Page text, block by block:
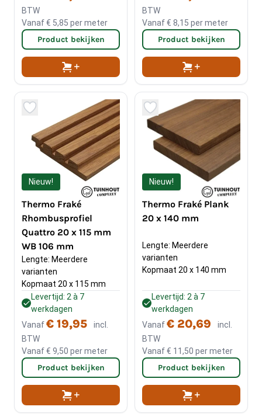
BTW
Vanaf€ 5,85 per meter
Product bekijken
BTW
Vanaf€ 8,15 per meter
Product bekijken
Nieuw!
Thermo Fraké
Rhombusprofiel
Quattro 20 x 115 mm
WB 106 mm
Lengte: Meerdere
varianten
Kopmaat 20 x 115 mm
Levertijd: 2 à 7
werkdagen
Vanaf€ 19,95
incl.
BTW
Vanaf€ 9,50 per meter
Product bekijken
Nieuw!
Thermo Fraké Plank
20 x 140 mm
Lengte: Meerdere
varianten
Kopmaat 20 x 140 mm
Levertijd: 2 à 7
werkdagen
Vanaf€ 20,69
incl.
BTW
Vanaf€ 11,50 per meter
Product bekijken